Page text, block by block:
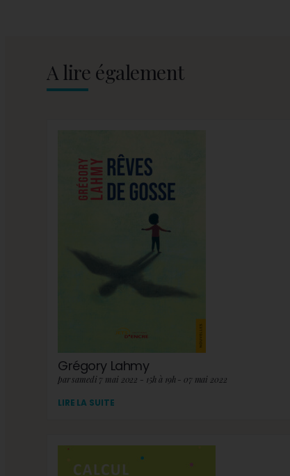
A lire également
Grégory Lahmy
par samedi 7 mai 2022 - 15h à 19h - 07 mai 2022
LIRE LA SUITE